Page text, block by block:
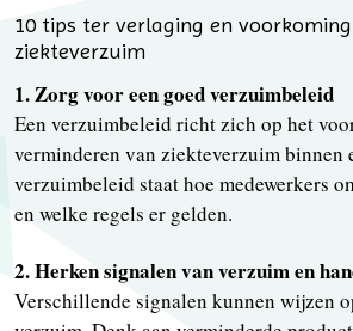
10 tips ter verlaging en
ziekteverzuim
1. Zorg voor een goed verzuimbeleid
Een verzuimbeleid richt zich op het
verminderen van ziekteverzuim binnen
verzuimbeleid staat hoe medewerkers
en welke regels er gelden.
2. Herken signalen van verzuim en
Verschillende signalen kunnen wijzen